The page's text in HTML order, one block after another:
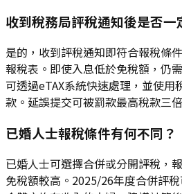
收到稅務局評稅通知後是否一
是的，收到評稅通知即符合報稅條
報稅表。即使入息低於免稅額，仍
可透過eTAX系統快速處理，並使用
款。延誤提交可被罰款最高稅款三
已婚人士報稅條件有何不同？
已婚人士可選擇合併或分開評稅，
免稅額較高。2025/26年度合併評